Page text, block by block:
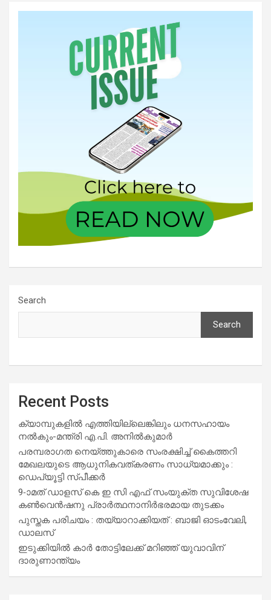
Search
Search
Recent Posts
ക്യാമ്പുകളിൽ എത്തിയില്ലെങ്കിലും ധനസഹായം
നൽകും-മന്ത്രി എ.പി. അനിൽകുമാർ
പരമ്പരാഗത നെയ്ത്തുകാരെ സംരക്ഷിച്ച് കൈത്തറി
മേഖലയുടെ ആധുനികവത്കരണം സാധ്യമാക്കും :
ഡെപ്യൂട്ടി സ്പീക്കർ
9-ാമത് ഡാളസ് കെ ഇ സി എഫ് സംയുക്ത സുവിശേഷ
കൺവെൻഷനു പ്രാർത്ഥനാനിർഭരമായ തുടക്കം
പുസ്തക പരിചയം : തയ്യാറാക്കിയത് : ബാജി ഓടംവേലി,
ഡാലസ്
ഇടുക്കിയിൽ കാർ തോട്ടിലേക്ക് മറിഞ്ഞ് യുവാവിന്
ദാരുണാന്ത്യം